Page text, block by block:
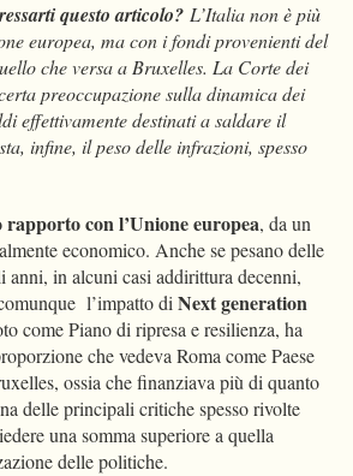
questo articolo? L’Italia non è più
europea, ma con i fondi provenienti del
che versa a Bruxelles. La Corte dei
preoccupazione sulla dinamica dei
effettivamente destinati a saldare il
infine, il peso delle infrazioni, spesso
rapporto con l’Unione europea, da un
economico. Anche se pesano delle
anni, in alcuni casi addirittura decenni,
l’impatto diNext generation
come Piano di ripresa e resilienza, ha
che vedeva Roma come Paese
ossia che finanziava più di quanto
delle principali critiche spesso rivolte
una somma superiore a quella
delle politiche.